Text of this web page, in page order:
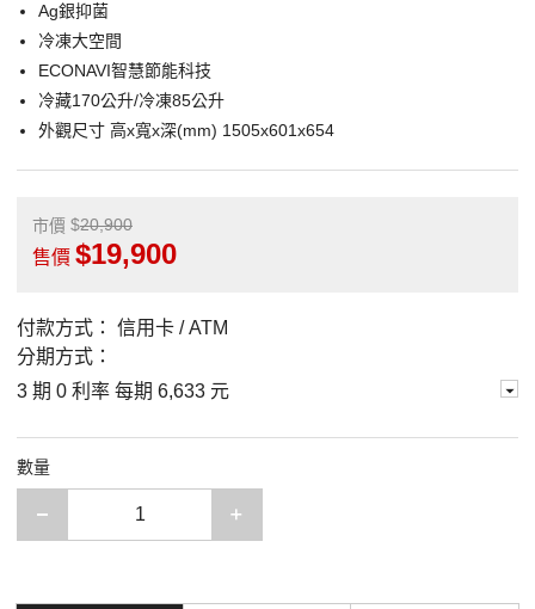
Ag銀抑菌
冷凍大空間
ECONAVI智慧節能科技
冷藏170公升/冷凍85公升
外觀尺寸 高x寬x深(mm) 1505x601x654
市價 20,900
售價 19,900
付款方式：
信用卡 / ATM
分期方式：
3 期 0 利率 每期 6,633 元
數量
減少一項